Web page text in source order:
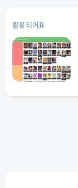
활용 티어표